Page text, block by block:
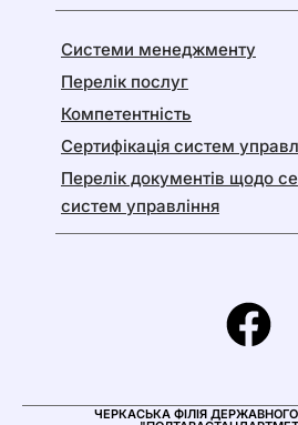
Системи менеджменту
Перелік послуг
Компетентність
Сертифікація систем
Перелік документів щодо
систем управління
ЧЕРКАСЬКА ФІЛІЯ